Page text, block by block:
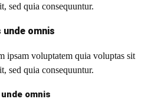
sed quia consequuntur.
omnis
ipsam voluptatem quia voluptas sit
sed quia consequuntur.
omnis